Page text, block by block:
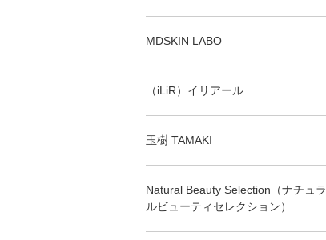
MDSKIN LABO
（iLiR）イリアール
玉樹 TAMAKI
Natural Beauty Selection（ナチュラ
ルビューティセレクション）